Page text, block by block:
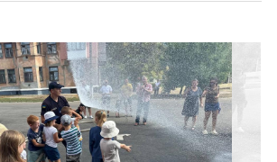
це світ без сирен, це синя